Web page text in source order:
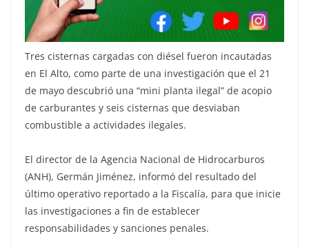
Tres cisternas cargadas con diésel fueron incautadas
en El Alto, como parte de una investigación que el 21
de mayo descubrió una “mini planta ilegal” de acopio
de carburantes y seis cisternas que desviaban
combustible a actividades ilegales.
El director de la Agencia Nacional de Hidrocarburos
(ANH), Germán Jiménez, informó del resultado del
último operativo reportado a la Fiscalía, para que inicie
las investigaciones a fin de establecer
responsabilidades y sanciones penales.